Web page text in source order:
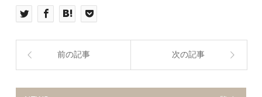
前の記事 次の記事